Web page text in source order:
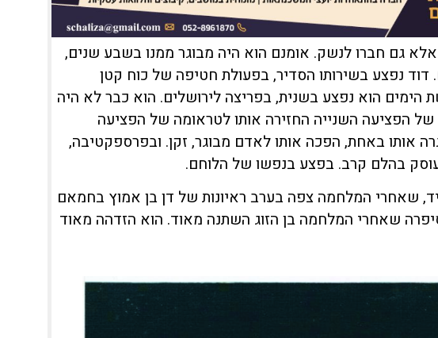
גם חברו לנשק. אומנם הוא היה מבוגר ממנו בשבע שנים,
דוד נפצע בשירותו הסדיר, בפעולת חטיפה של כוח קטן
הימים הוא נפצע בשנית, בפריצה לירושלים. הוא כבר לא היה
הטראומה של הפציעה השנייה החזירה אותו לטראומה של הפציעה
אותו באחת, הפכה אותו לאדם מבוגר, זקן. ובפרספקטיבה,
בהלם קרב. בפצע בנפשו של הלוחם.
שאחרי המלחמה צפה בערב ראיונות של דן בן אמוץ בחמאם
סיפרה שאחרי המלחמה בן הזוג השתנה מאוד. הוא הזדהה מאוד